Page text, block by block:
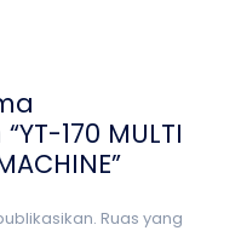
170 MULTI
Ruas yang